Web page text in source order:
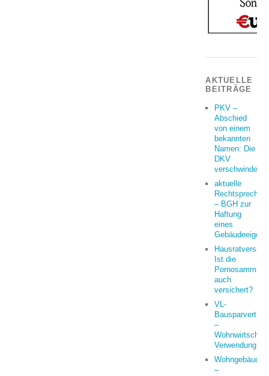
AKTUELLE
BEITRÄGE
PKV –
Abschied
von einem
bekannten
Namen: Die
DKV
verschwindet
aktuelle
– BGH zur
Haftung
eines
Ist die
auch
versichert?
VL-
Bausparvertrag
–
Verwendung?
Wohngebäude
–